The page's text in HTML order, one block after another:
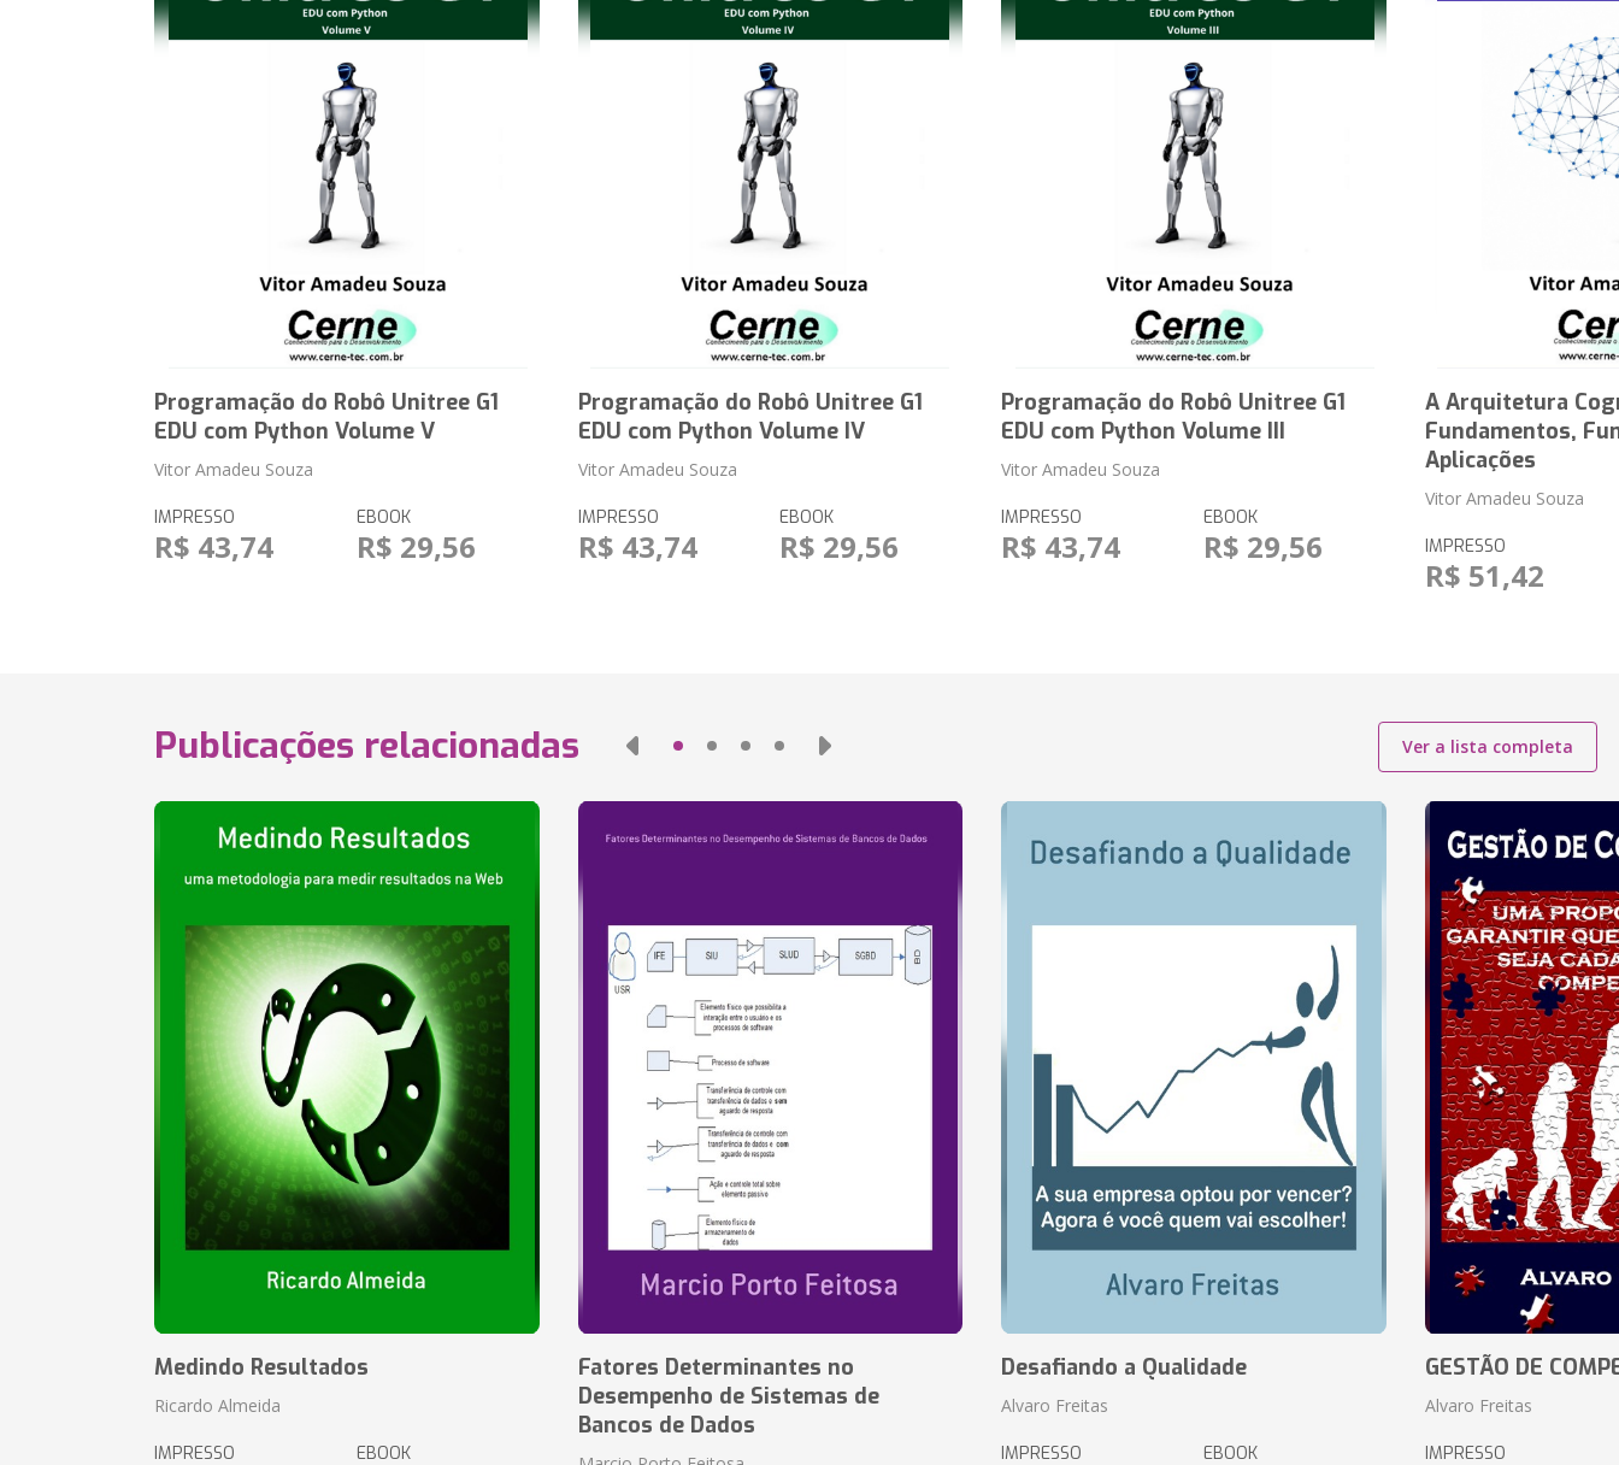
Programação do Robô Unitree G1
EDU com Python Volume V
Vitor Amadeu Souza
IMPRESSO
R$ 43,74
EBOOK
R$ 29,56
Programação do Robô Unitree G1
EDU com Python Volume IV
Vitor Amadeu Souza
IMPRESSO
R$ 43,74
EBOOK
R$ 29,56
Programação do Robô Unitree G1
EDU com Python Volume III
Vitor Amadeu Souza
IMPRESSO
R$ 43,74
EBOOK
R$ 29,56
A Arquitetura
Fundamentos,
Aplicações
Vitor Amadeu Souza
IMPRESSO
R$ 51,42
Publicações relacionadas Ver a lista completa
Medindo Resultados
Ricardo Almeida
IMPRESSO EBOOK
Fatores Determinantes no
Desempenho de Sistemas de
Bancos de Dados
Desafiando a Qualidade
Alvaro Freitas
IMPRESSO EBOOK
GESTÃO DE
Alvaro Freitas
IMPRESSO